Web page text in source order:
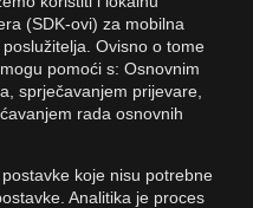
(SDK-ovi) za mobilna
Ovisno o tome
pomoći s: Osnovnim
sprječavanjem prijevare,
rada osnovnih
koje nisu potrebne
Analitika je proces